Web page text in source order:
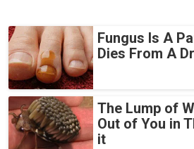
Fungus Is A
Dies From A
The Lump of
Out of You in
it